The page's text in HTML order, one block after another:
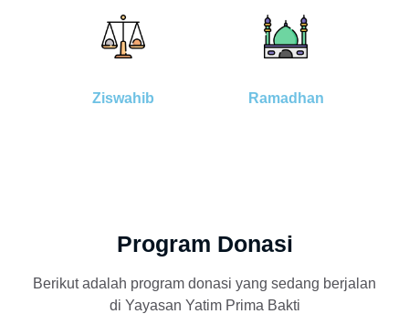
Ziswahib Ramadhan
Program Donasi
Berikut adalah program donasi yang sedang berjalan
di Yayasan Yatim Prima Bakti